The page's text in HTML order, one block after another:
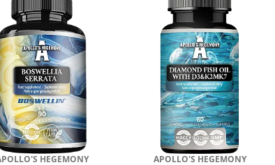
HEGEMONY APOLLO'S HEGEMONY